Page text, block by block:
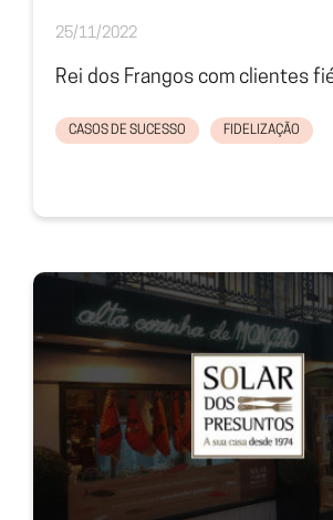
25/11/2022
Rei dos Frangos com clientes
CASOS DE SUCESSO FIDELIZAÇÃO